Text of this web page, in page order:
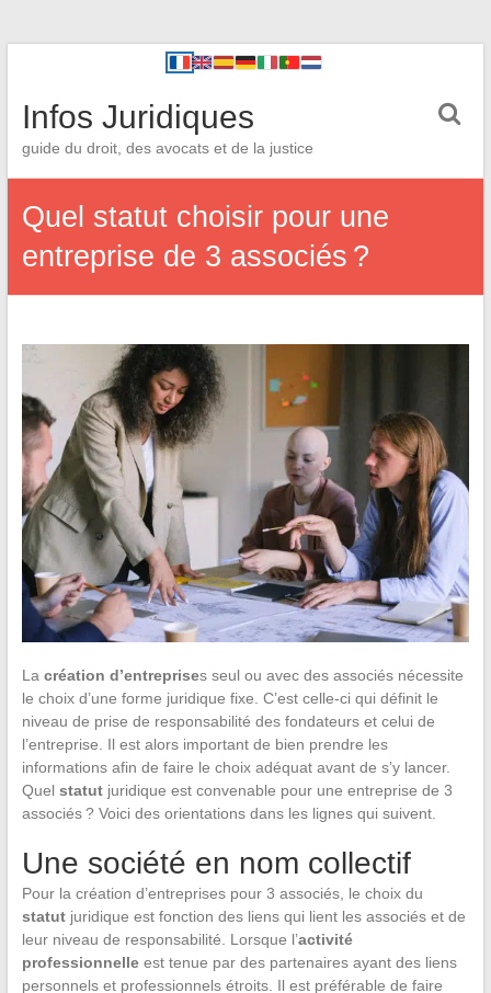
Infos Juridiques
guide du droit, des avocats et de la justice
Quel statut choisir pour une
entreprise de 3 associés ?
La création d’entreprises seul ou avec des associés nécessite
le choix d’une forme juridique fixe. C’est celle-ci qui définit le
niveau de prise de responsabilité des fondateurs et celui de
l’entreprise. Il est alors important de bien prendre les
informations afin de faire le choix adéquat avant de s’y lancer.
Quel statutjuridique est convenable pour une entreprise de 3
associés ? Voici des orientations dans les lignes qui suivent.
Une société en nom collectif
Pour la création d’entreprises pour 3 associés, le choix du
statutjuridique est fonction des liens qui lient les associés et de
leur niveau de responsabilité. Lorsque l’activité
professionnelleest tenue par des partenaires ayant des liens
personnels et professionnels étroits. Il est préférable de faire